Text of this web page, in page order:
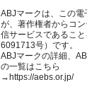
ABJマークは、この
が、著作権者からコ
信サービスであるこ
6091713号）です。
ABJマークの詳細、
の一覧はこちら
→ https://aebs.or.jp/